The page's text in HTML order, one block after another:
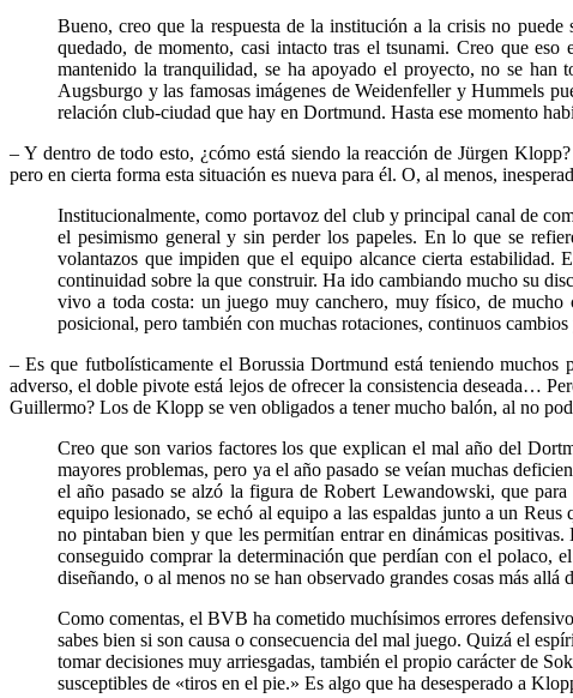
Bueno, creo que la respuesta de la institución a la crisis no
quedado, de momento, casi intacto tras el tsunami. Creo que
mantenido la tranquilidad, se ha apoyado el proyecto, no se han
Augsburgo y las famosas imágenes de Weidenfeller y Hummels
relación club-ciudad que hay en Dortmund. Hasta ese momento
– Y dentro de todo esto, ¿cómo está siendo la reacción de Jürgen
pero en cierta forma esta situación es nueva para él. O, al menos,
Institucionalmente, como portavoz del club y principal canal de
el pesimismo general y sin perder los papeles. En lo que se
volantazos que impiden que el equipo alcance cierta
continuidad sobre la que construir. Ha ido cambiando mucho su
vivo a toda costa: un juego muy canchero, muy físico, de mucho
posicional, pero también con muchas rotaciones, continuos
– Es que futbolísticamente el Borussia Dortmund está teniendo muchos
adverso, el doble pivote está lejos de ofrecer la consistencia deseada…
Guillermo? Los de Klopp se ven obligados a tener mucho balón, al no
Creo que son varios factores los que explican el mal año del
mayores problemas, pero ya el año pasado se veían muchas
el año pasado se alzó la figura de Robert Lewandowski, que
equipo lesionado, se echó al equipo a las espaldas junto a un
no pintaban bien y que les permitían entrar en dinámicas
conseguido comprar la determinación que perdían con el polaco,
diseñando, o al menos no se han observado grandes cosas más allá
Como comentas, el BVB ha cometido muchísimos errores
sabes bien si son causa o consecuencia del mal juego. Quizá el
tomar decisiones muy arriesgadas, también el propio carácter de
susceptibles de «tiros en el pie.» Es algo que ha desesperado a